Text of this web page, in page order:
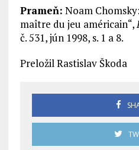
Prameň: Noam
maître du jeu américain“,
č. 531, jún 1998, s. 1 a 8.
Preložil Rastislav Škoda